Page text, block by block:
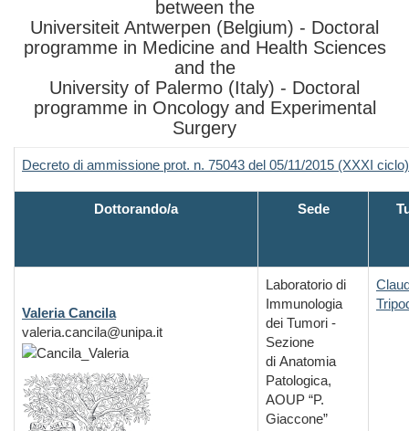
between the
Universiteit Antwerpen (Belgium) - Doctoral
programme in Medicine and Health Sciences
and the
University of Palermo (Italy) - Doctoral
programme in Oncology and Experimental
Surgery
Decreto di ammissione prot. n. 75043 del 05/11/2015 (XXXI ciclo)
Dottorando/a Sede
Valeria Cancila
valeria.cancila@unipa.it
Laboratorio di
Immunologia
dei Tumori -
Sezione
di Anatomia
Patologica,
AOUP “P.
Giaccone”